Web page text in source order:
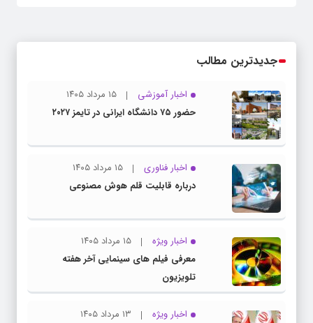
جدیدترین مطالب
اخبار آموزشی
۱۵ مرداد ۱۴۰۵
حضور ۷۵ دانشگاه ایرانی در تایمز ۲۰۲۷
اخبار فناوری
۱۵ مرداد ۱۴۰۵
درباره قابلیت قلم هوش مصنوعی
اخبار ویژه
۱۵ مرداد ۱۴۰۵
معرفی فیلم های سینمایی آخر هفته
تلویزیون
اخبار ویژه
۱۳ مرداد ۱۴۰۵